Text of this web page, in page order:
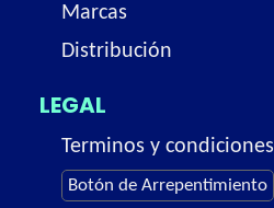
Marcas
Distribución
LEGAL
Terminos y condiciones
Botón de Arrepentimiento